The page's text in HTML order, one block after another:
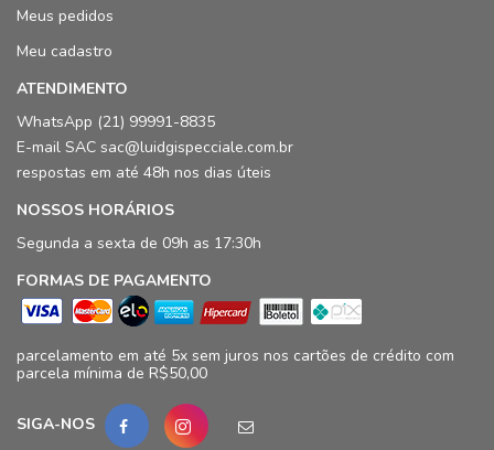
Meus pedidos
Meu cadastro
ATENDIMENTO
WhatsApp (21) 99991-8835
E-mail SAC sac@luidgispecciale.com.br
respostas em até 48h nos dias úteis
NOSSOS HORÁRIOS
Segunda a sexta de 09h as 17:30h
FORMAS DE PAGAMENTO
parcelamento em até 5x sem juros nos cartões de crédito com
parcela mínima de R$50,00
SIGA-NOS